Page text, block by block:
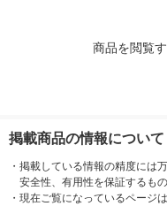
商品を閲覧
掲載商品の情報について
・ 掲載している情報の精度には
安全性、有用性を保証するも
・ 現在ご覧になっているページ